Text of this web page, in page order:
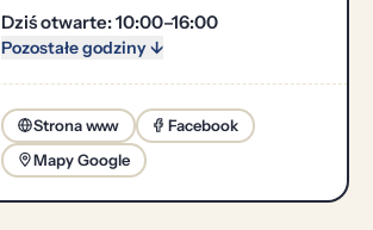
Dziś otwarte: 10:00–16:00
Pozostałe godziny ↓
Strona www
Facebook
Mapy Google